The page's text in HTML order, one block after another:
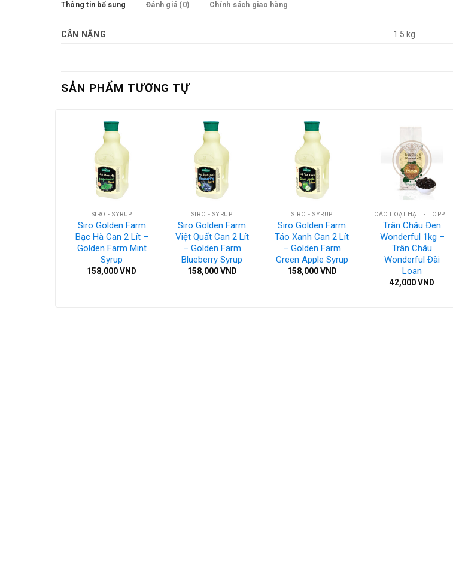
Thông tin bổ sung Đánh giá (0) Chính sách giao hàng
CÂN NẶNG 1.5 kg
SẢN PHẨM TƯƠNG TỰ
SIRO - SYRUP
Siro Golden Farm
Bạc Hà Can 2 Lít –
Golden Farm Mint
Syrup
158,000VND
SIRO - SYRUP
Siro Golden Farm
Việt Quất Can 2 Lít
– Golden Farm
Blueberry Syrup
158,000VND
SIRO - SYRUP
Siro Golden Farm
Táo Xanh Can 2 Lít
– Golden Farm
Green Apple Syrup
158,000VND
CÁC LOẠI HẠT - TOPPING
Trân Châu Đen
Wonderful 1kg –
Trân Châu
Wonderful Đài
Loan
42,000VND